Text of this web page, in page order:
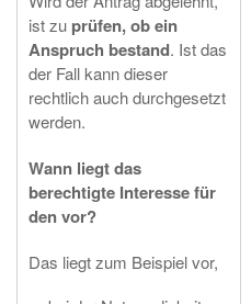
ist zu prüfen, ob ein
Anspruch bestand. Ist das
der Fall kann dieser
rechtlich auch durchgesetzt
werden.
Wann liegt das
berechtigte Interesse für
den vor?
Das liegt zum Beispiel vor,